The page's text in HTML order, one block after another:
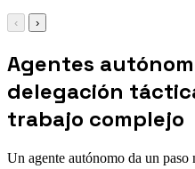
‹ ›
Agentes
delegación
trabajo complejo
Un agente autónomo da un